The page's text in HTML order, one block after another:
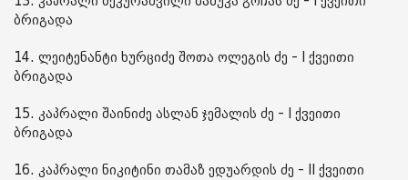
ბრიგადა
14. ლეიტენანტი ხურციძე შოთა ოლეგის ძე - I ქვეითი
ბრიგადა
15. კაპრალი შაინიძე ასლან ჯემალის ძე - I ქვეითი
ბრიგადა
16. კაპრალი ნიკიტინი თამაზ ედუარდის ძე - II ქვეითი